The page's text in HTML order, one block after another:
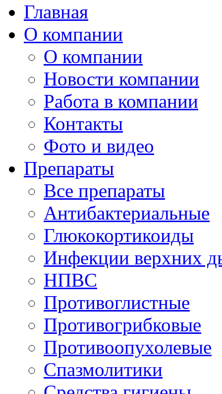
Главная
О компании
О компании
Новости компании
Работа в компании
Контакты
Фото и видео
Препараты
Все препараты
Антибактериальные
Глюкокортикоиды
Инфекции верхних
НПВC
Противоглистные
Противогрибковые
Противоопухолевые
Спазмолитики